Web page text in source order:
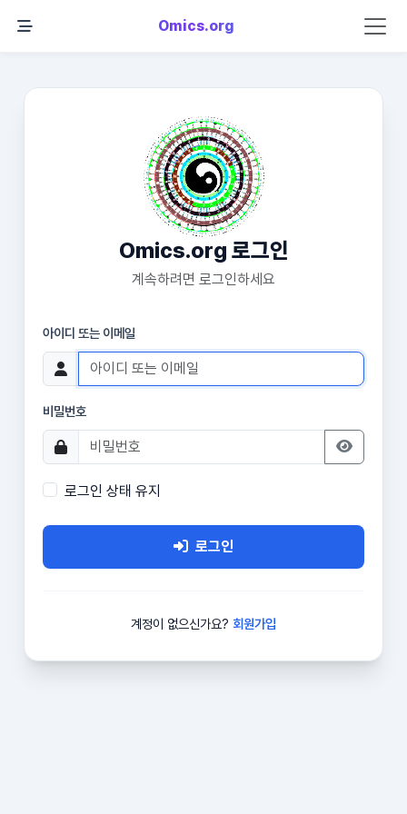
Omics.org
Omics.org 로그인
계속하려면 로그인하세요
아이디 또는 이메일
비밀번호
로그인 상태 유지
로그인
계정이 없으신가요? 회원가입